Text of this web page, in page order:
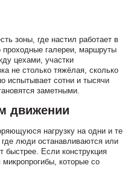
зоны, где настил работает в
проходные галереи, маршруты
цехами, участки
не столько тяжёлая, сколько
испытывает сотни и тысячи
заметными.
движении
нагрузку на одни и те
люди останавливаются или
быстрее. Если конструкция
которые со